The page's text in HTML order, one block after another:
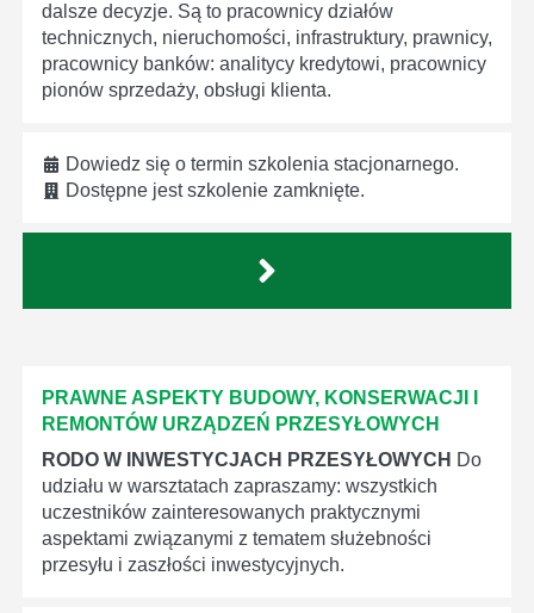
dalsze decyzje. Są to pracownicy działów
technicznych, nieruchomości, infrastruktury, prawnicy,
pracownicy banków: analitycy kredytowi, pracownicy
pionów sprzedaży, obsługi klienta.
Dowiedz się o termin szkolenia stacjonarnego.
Dostępne jest szkolenie zamknięte.
PRAWNE ASPEKTY BUDOWY, KONSERWACJI I
REMONTÓW URZĄDZEŃ PRZESYŁOWYCH
RODO W INWESTYCJACH PRZESYŁOWYCH Do
udziału w warsztatach zapraszamy: wszystkich
uczestników zainteresowanych praktycznymi
aspektami związanymi z tematem służebności
przesyłu i zaszłości inwestycyjnych.